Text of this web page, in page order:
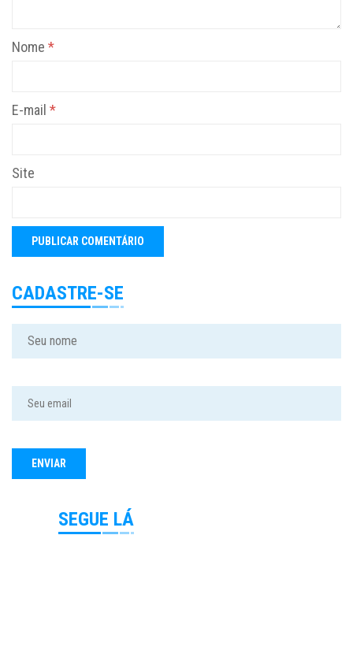
Nome *
E-mail *
Site
CADASTRE-SE
SEGUE LÁ